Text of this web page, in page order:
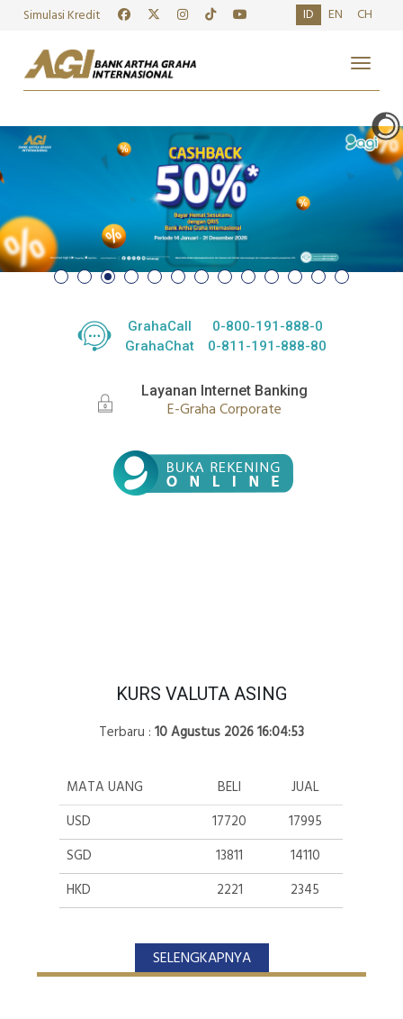
Simulasi Kredit ID EN CH
GrahaCall
0-800-191-888-0
GrahaChat
0-811-191-888-80
Layanan Internet Banking
E-Graha Corporate
KURS VALUTA ASING
Terbaru : 10 Agustus 2026 16:04:53
MATA UANG BELI
JUAL
USD
17720
17995
SGD
13811
14110
HKD
2221
2345
109.58
SELENGKAPNYA